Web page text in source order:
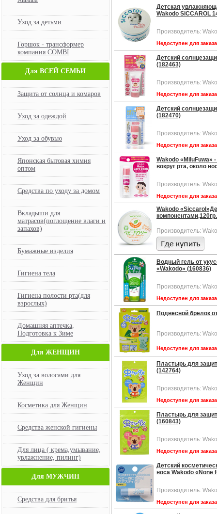
Уход за детьми
Горшок - трансформер
компания COMBI
Для ВСЕЙ СЕМЬИ
Защита от солнца и комаров
Уход за одеждой
Уход за обувью
Японская бытовая химия
оптом
Средства по уходу за домом
Вкладыши для
матрасов(поглощение влаги и
запахов)
Бумажные изделия
Гигиена тела
Гигиена полости рта(для
взрослых)
Домашняя аптечка,
Подготовка к Зиме
Для ЖЕНЩИН
Уход за волосами для
Женщин
Косметика для Женщин
Средства женской гигиены
Для лица ( крема,умывание,
увлажнение, пилинг)
Для МУЖЧИН
Средства для бритья
Детская
Wakodo SiCCAROL
Производитель:
Недоступен для
Детский
(182463)
Производитель:
Недоступен для
Детский
(182470)
Производитель:
Недоступен для
Wakodo «MiluFuwa»
вокруг рта, около
Производитель:
Недоступен для
Wakodo
Производитель:
Водный гель от
«Wakodo» (160836)
Производитель:
Недоступен для
Подвесной брелок
Производитель:
Недоступен для
Пластырь для
(142764)
Производитель:
Недоступен для
Пластырь для
(160843)
Производитель:
Недоступен для
Детский
носа Wakodo «None
Производитель:
Недоступен для